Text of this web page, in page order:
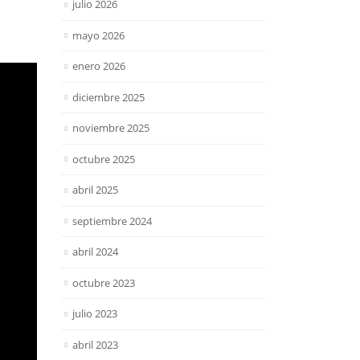
julio 2026
mayo 2026
enero 2026
diciembre 2025
noviembre 2025
octubre 2025
abril 2025
septiembre 2024
abril 2024
octubre 2023
julio 2023
abril 2023